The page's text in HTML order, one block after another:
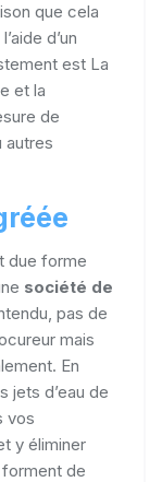
que cela
d’un
est La
et la
de
autres
due forme
société de
pas de
mais
En
jets d’eau de
vos
y éliminer
de